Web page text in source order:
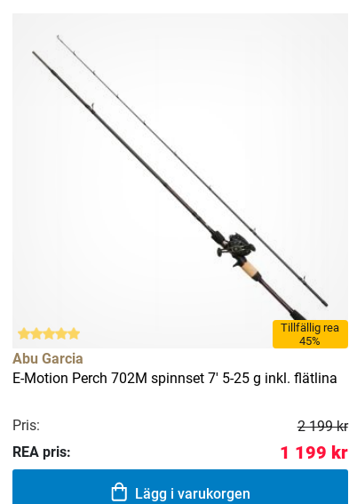
Tillfällig rea
45%
Abu Garcia
E-Motion Perch 702M spinnset 7' 5-25 g inkl. flätlina
Pris:
2 199 kr
REA pris:
1 199 kr
Lägg i varukorgen